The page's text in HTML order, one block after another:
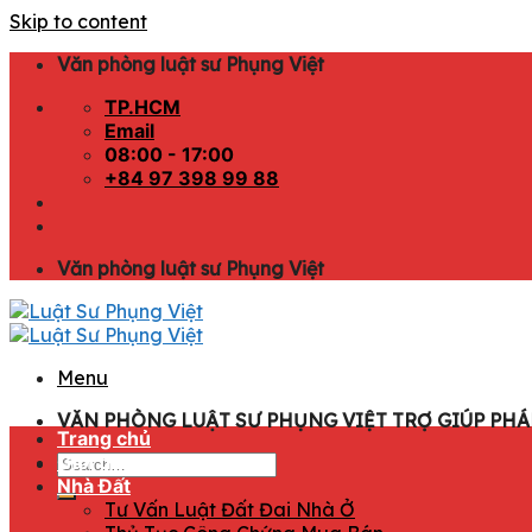
Skip to content
Văn phòng luật sư Phụng Việt
TP.HCM
Email
08:00 - 17:00
+84 97 398 99 88
Văn phòng luật sư Phụng Việt
Menu
VĂN PHÒNG LUẬT SƯ PHỤNG VIỆT TRỢ GIÚP
Trang chủ
Giới thiệu
Nhà Đất
Tư Vấn Luật Đất Đai Nhà Ở